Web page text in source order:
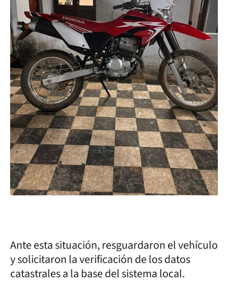
Ante esta situación, resguardaron el vehículo
y solicitaron la verificación de los datos
catastrales a la base del sistema local.